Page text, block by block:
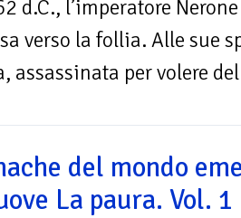
d.C., l’imperatore
verso la follia. Alle sue
assassinata per volere
del mondo
La paura. Vol. 1